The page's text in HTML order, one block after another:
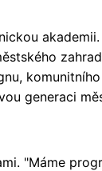
generaci
"Máme